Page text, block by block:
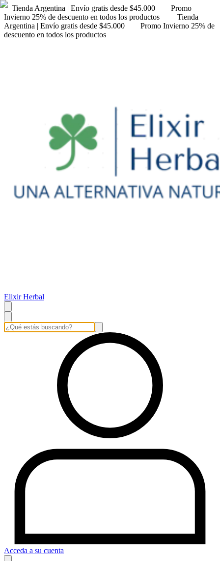
Tienda Argentina | Envío gratis desde $45.000
Promo
Invierno 25% de descuento en todos los productos
Tienda
Argentina | Envío gratis desde $45.000
Promo Invierno 25% de
descuento en todos los productos
Elixir Herbal
Acceda a su cuenta